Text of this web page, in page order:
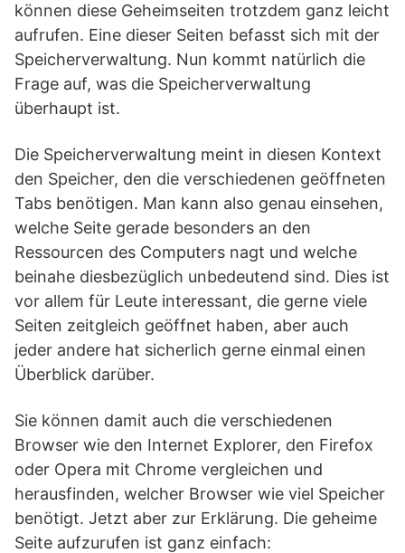
können diese Geheimseiten trotzdem ganz leicht
aufrufen. Eine dieser Seiten befasst sich mit der
Speicherverwaltung. Nun kommt natürlich die
Frage auf, was die Speicherverwaltung
überhaupt ist.
Die Speicherverwaltung meint in diesen Kontext
den Speicher, den die verschiedenen geöffneten
Tabs benötigen. Man kann also genau einsehen,
welche Seite gerade besonders an den
Ressourcen des Computers nagt und welche
beinahe diesbezüglich unbedeutend sind. Dies ist
vor allem für Leute interessant, die gerne viele
Seiten zeitgleich geöffnet haben, aber auch
jeder andere hat sicherlich gerne einmal einen
Überblick darüber.
Sie können damit auch die verschiedenen
Browser wie den Internet Explorer, den Firefox
oder Opera mit Chrome vergleichen und
herausfinden, welcher Browser wie viel Speicher
benötigt. Jetzt aber zur Erklärung. Die geheime
Seite aufzurufen ist ganz einfach: